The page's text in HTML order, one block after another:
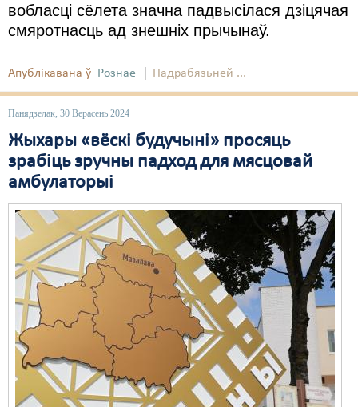
вобласці сёлета значна падвысілася дзіцячая
смяротнасць ад знешніх прычынаў.
Апублікавана ў Рознае Падрабязьней ...
Панядзелак, 30 Верасень 2024
Жыхары «вёскі будучыні» просяць
зрабіць зручны падход для мясцовай
амбулаторыі